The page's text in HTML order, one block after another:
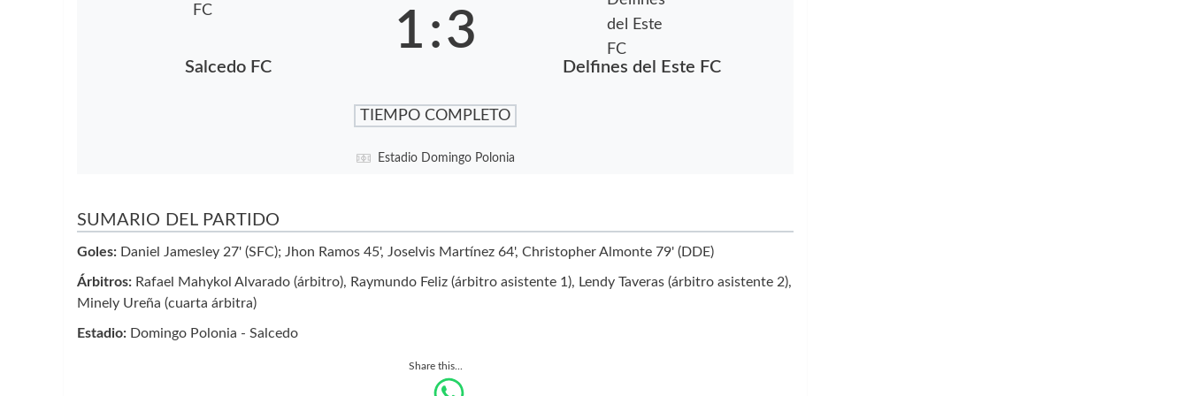
Salcedo FC
1:3
Delfines del Este FC
TIEMPO COMPLETO
Estadio Domingo Polonia
SUMARIO DEL PARTIDO
Goles: Daniel Jamesley 27' (SFC); Jhon Ramos 45', Joselvis Martínez 64', Christopher Almonte 79' (DDE)
Árbitros: Rafael Mahykol Alvarado (árbitro), Raymundo Feliz (árbitro asistente 1), Lendy Taveras (árbitro asistente 2),
Minely Ureña (cuarta árbitra)
Estadio: Domingo Polonia - Salcedo
Share this...